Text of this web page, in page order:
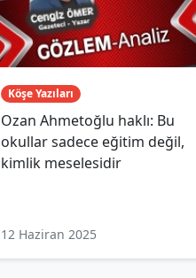
Köşe Yazıları
Ozan Ahmetoğlu haklı: Bu
okullar sadece eğitim değil,
kimlik meselesidir
12 Haziran 2025